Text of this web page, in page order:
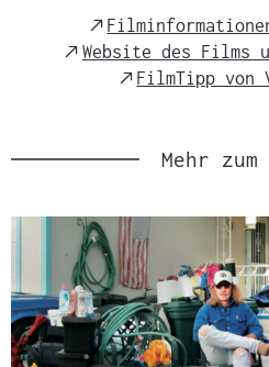
External
Link
External
Website des Films
External
FilmTipp von
Mehr zum